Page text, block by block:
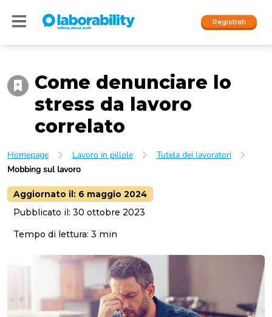
Registrati
I nostri social
Accedi
People
Company
Come denunciare lo
stress da lavoro
correlato
Homepage Lavoro in pillole
Tutela dei lavoratori
Mobbing sul lavoro
Aggiornato il: 6 maggio 2024
Pubblicato il: 30 ottobre 2023
Tempo di lettura: 3 min